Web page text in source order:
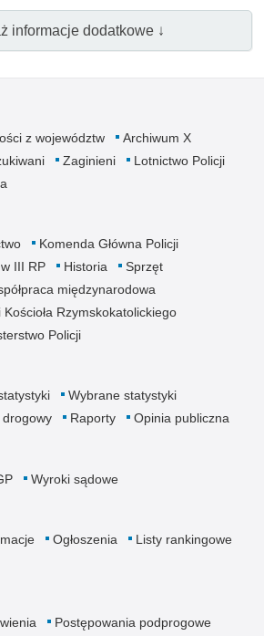
informacje dodatkowe ↓
z województw
Archiwum X
Zaginieni
Lotnictwo Policji
Komenda Główna Policji
III RP Historia
Sprzęt
międzynarodowa
Rzymskokatolickiego
Policji
Wybrane statystyki
drogowy Raporty Opinia publiczna
Wyroki sądowe
Ogłoszenia
Listy rankingowe
Postępowania podprogowe